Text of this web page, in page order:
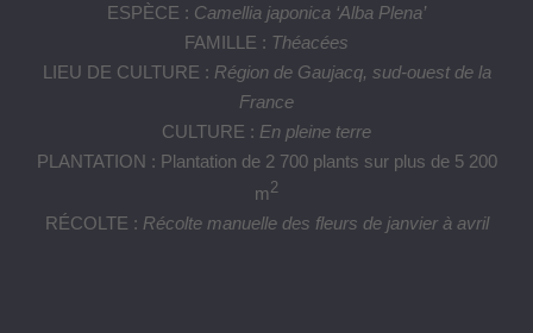
ESPÈCE : Camellia japonica ‘Alba Plena’
FAMILLE : Théacées
LIEU DE CULTURE : Région de Gaujacq, sud-ouest de la
France
CULTURE : En pleine terre
PLANTATION : Plantation de 2 700 plants sur plus de 5 200
m2
RÉCOLTE : Récolte manuelle des fleurs de janvier à avril